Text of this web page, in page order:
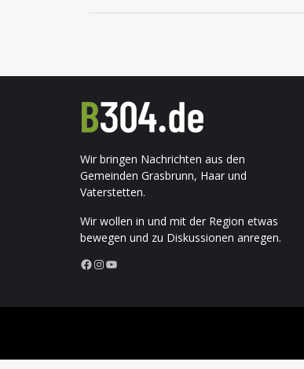
Wir bringen Nachrichten aus den
Gemeinden Grasbrunn, Haar und
Vaterstetten.
Wir wollen in und mit der Region etwas
bewegen und zu Diskussionen anregen.
Facebook InstagramYouTube